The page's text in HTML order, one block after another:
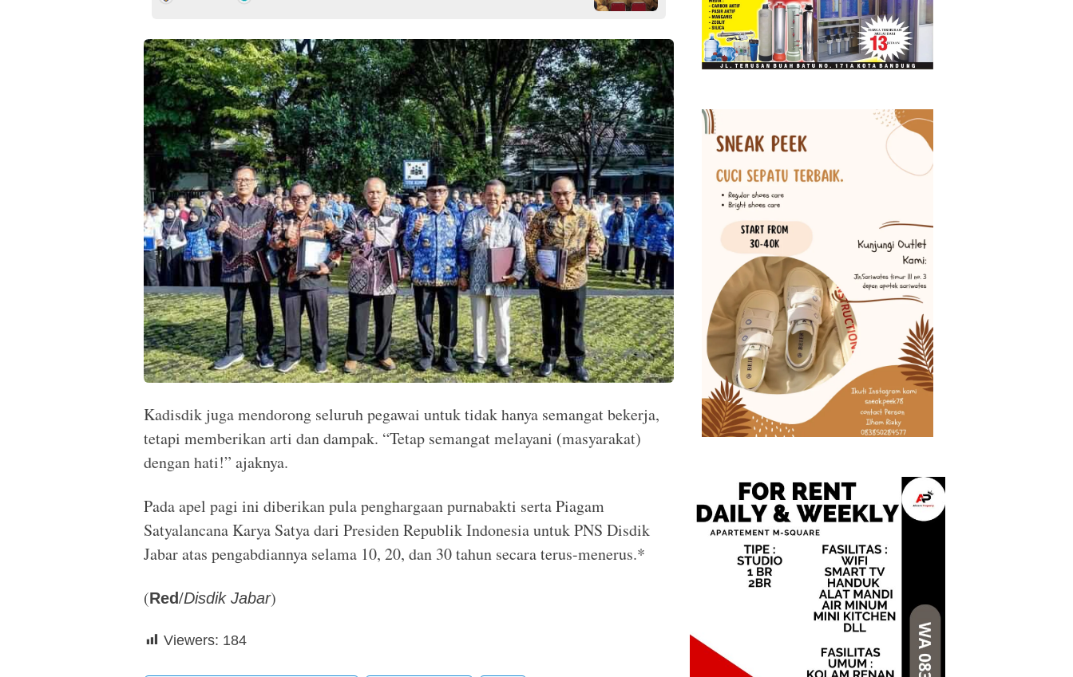
Kadisdik juga mendorong seluruh pegawai untuk tidak hanya semangat bekerja,
tetapi memberikan arti dan dampak. “Tetap semangat melayani (masyarakat)
dengan hati!” ajaknya.
Pada apel pagi ini diberikan pula penghargaan purnabakti serta Piagam
Satyalancana Karya Satya dari Presiden Republik Indonesia untuk PNS Disdik
Jabar atas pengabdiannya selama 10, 20, dan 30 tahun secara terus-menerus.*
(Red/Disdik Jabar)
Viewers: 184